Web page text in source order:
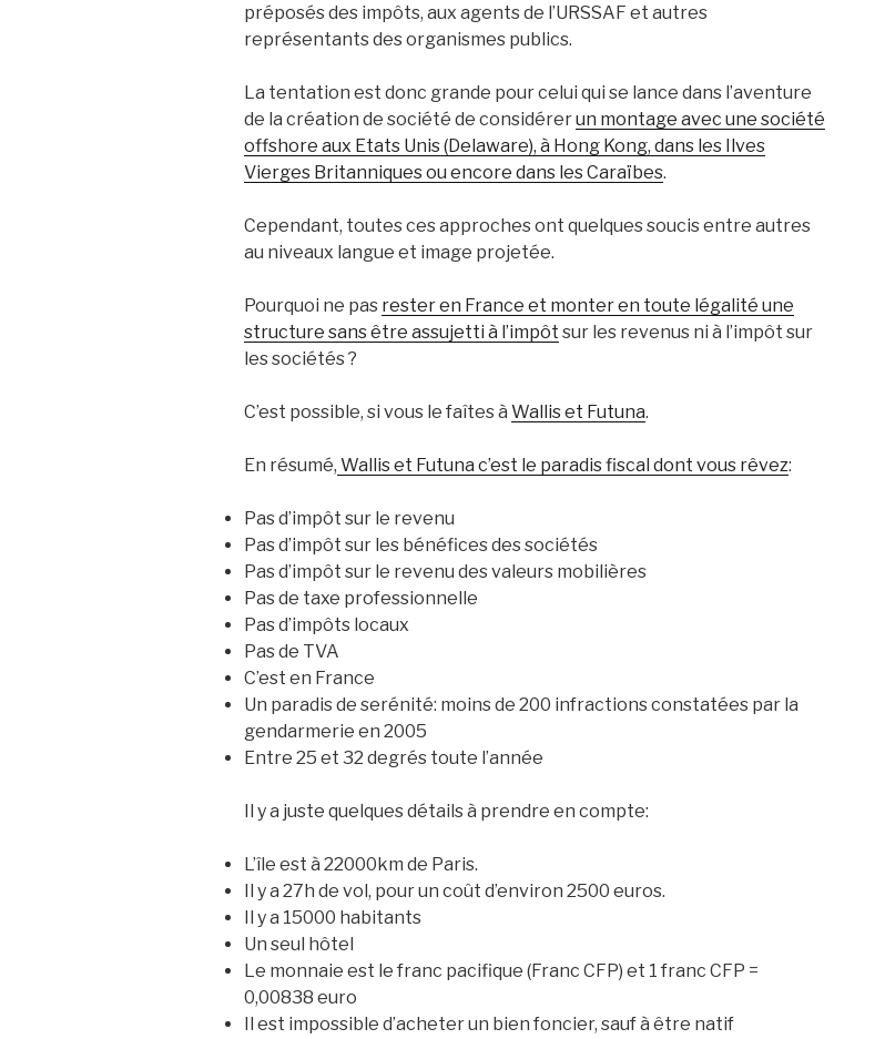
préposés des impôts, aux agents de l’URSSAF et autres
représentants des organismes publics.
La tentation est donc grande pour celui qui se lance dans l’aventure
de la création de société de considérerun montage avec une société
offshore aux Etats Unis (Delaware), à Hong Kong, dans les Ilves
Vierges Britanniques ou encore dans les Caraïbes.
Cependant, toutes ces approches ont quelques soucis entre autres
au niveaux langue et image projetée.
Pourquoi ne pas rester en France et monter en toute légalité une
structure sans être assujetti à l’impôt sur les revenus ni à l’impôt sur
les sociétés ?
C’est possible, si vous le faîtes à Wallis et Futuna.
En résumé, Wallis et Futuna c’est le paradis fiscal dont vous rêvez:
Pas d’impôt sur le revenu
Pas d’impôt sur les bénéfices des sociétés
Pas d’impôt sur le revenu des valeurs mobilières
Pas de taxe professionnelle
Pas d’impôts locaux
Pas de TVA
C’est en France
Un paradis de serénité: moins de 200 infractions constatées par la
gendarmerie en 2005
Entre 25 et 32 degrés toute l’année
Il y a juste quelques détails à prendre en compte:
L’île est à 22000km de Paris.
Il y a 27h de vol, pour un coût d’environ 2500 euros.
Il y a 15000 habitants
Un seul hôtel
Le monnaie est le franc pacifique (Franc CFP) et 1 franc CFP =
0,00838 euro
Il est impossible d’acheter un bien foncier, sauf à être natif